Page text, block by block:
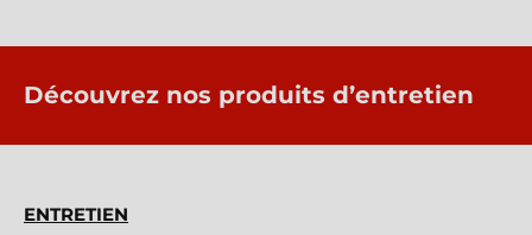
Découvrez nos produits d’entretien
ENTRETIEN